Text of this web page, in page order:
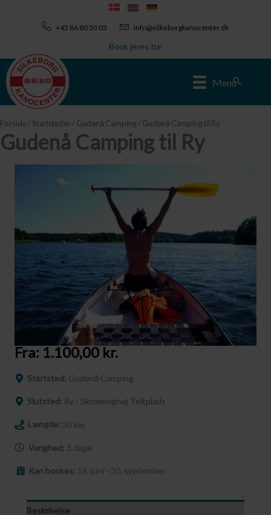
+45 86 80 30 03 info@silkeborgkanocenter.dk
Book jeres tur
Menu
Forside/ Startsteder / Gudenå Camping/ Gudenå Camping til Ry
Gudenå Camping til Ry
Fra: 1.100,00 kr.
Startsted: Gudenå Camping
Slutsted: Ry / Skimminghøj Teltplads
Længde: 30 km
Varighed: 3 dage
Kan bookes: 16. juni - 30. september
Beskrivelse